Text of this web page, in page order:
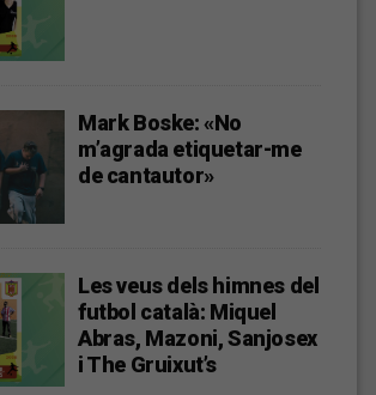
Mark Boske: «No
m’agrada etiquetar-me
de cantautor»
Les veus dels himnes del
futbol català: Miquel
Abras, Mazoni, Sanjosex
i The Gruixut’s